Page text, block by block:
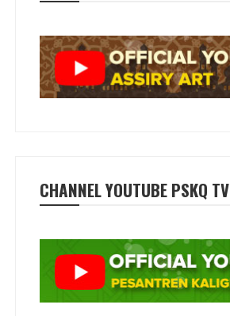
CHANNEL YOUTUBE PSKQ TV